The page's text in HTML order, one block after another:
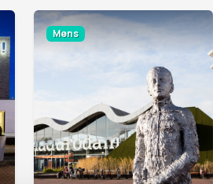
Mens